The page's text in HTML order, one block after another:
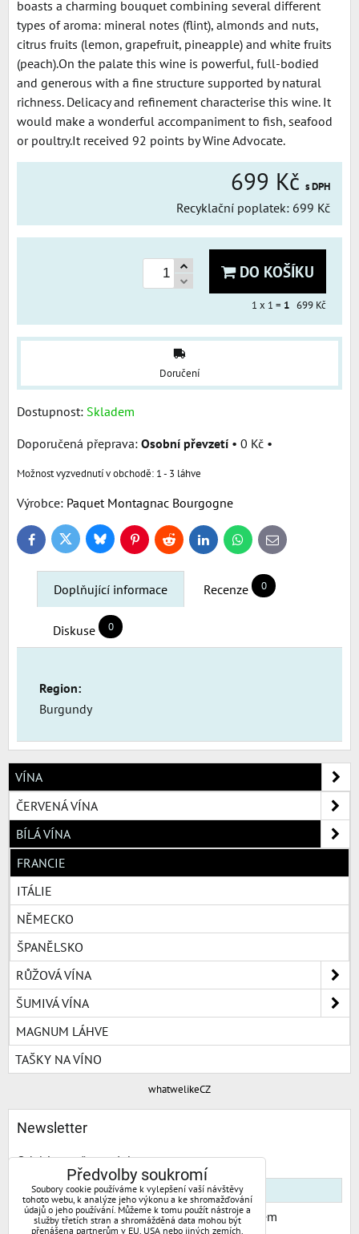
boasts a charming bouquet combining several different
types of aroma: mineral notes (flint), almonds and nuts,
citrus fruits (lemon, grapefruit, pineapple) and white fruits
(peach).On the palate this wine is powerful, full-bodied
and generous with a fine structure supported by natural
richness. Delicacy and refinement characterise this wine. It
would make a wonderful accompaniment to fish, seafood
or poultry.It received 92 points by Wine Advocate.
699 Kč s DPH
Recyklační poplatek: 699 Kč
DO KOŠÍKU
1 x 1 = 1 699 Kč
Doručení
Dostupnost: Skladem
Osobní převzetí • 0 Kč •
1 - 3 láhve
Výrobce: Paquet Montagnac Bourgogne
FacebookTwitter BlueskyPinterestReddit LinkedInWhatsApp
E-
mail
Doplňující informace Recenze 0
Diskuse 0
Region:
Burgundy
VÍNA
ČERVENÁ VÍNA
BÍLÁ VÍNA
FRANCIE
ITÁLIE
NĚMECKO
ŠPANĚLSKO
RŮŽOVÁ VÍNA
ŠUMIVÁ VÍNA
MAGNUM LÁHVE
TAŠKY NA VÍNO
whatwelikeCZ
Newsletter
Odebírat naše novinky:
Chci se přihlásit k odběru novinek e-mailem
Předvolby soukromí
Soubory cookie používáme k vylepšení vaší návštěvy
tohoto webu, k analýze jeho výkonu a ke shromažďování
údajů o jeho používání. Můžeme k tomu použít nástroje a
služby třetích stran a shromážděná data mohou být
přenášena partnerům v EU, USA nebo jiných zemích.